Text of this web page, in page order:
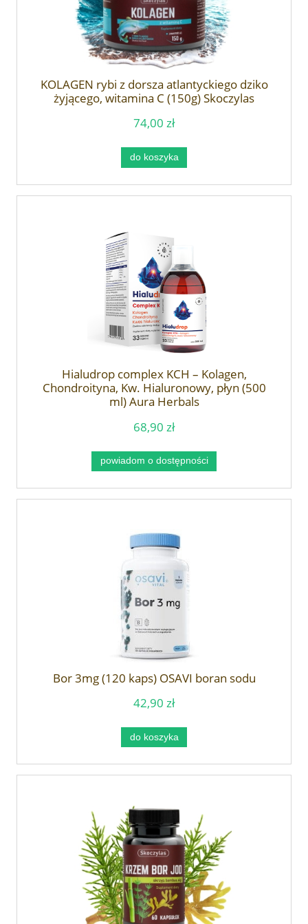
KOLAGEN rybi z dorsza atlantyckiego dziko
żyjącego, witamina C (150g) Skoczylas
74,00 zł
do koszyka
Hialudrop complex KCH – Kolagen,
Chondroityna, Kw. Hialuronowy, płyn (500
ml) Aura Herbals
68,90 zł
powiadom o dostępności
Bor 3mg (120 kaps) OSAVI boran sodu
42,90 zł
do koszyka